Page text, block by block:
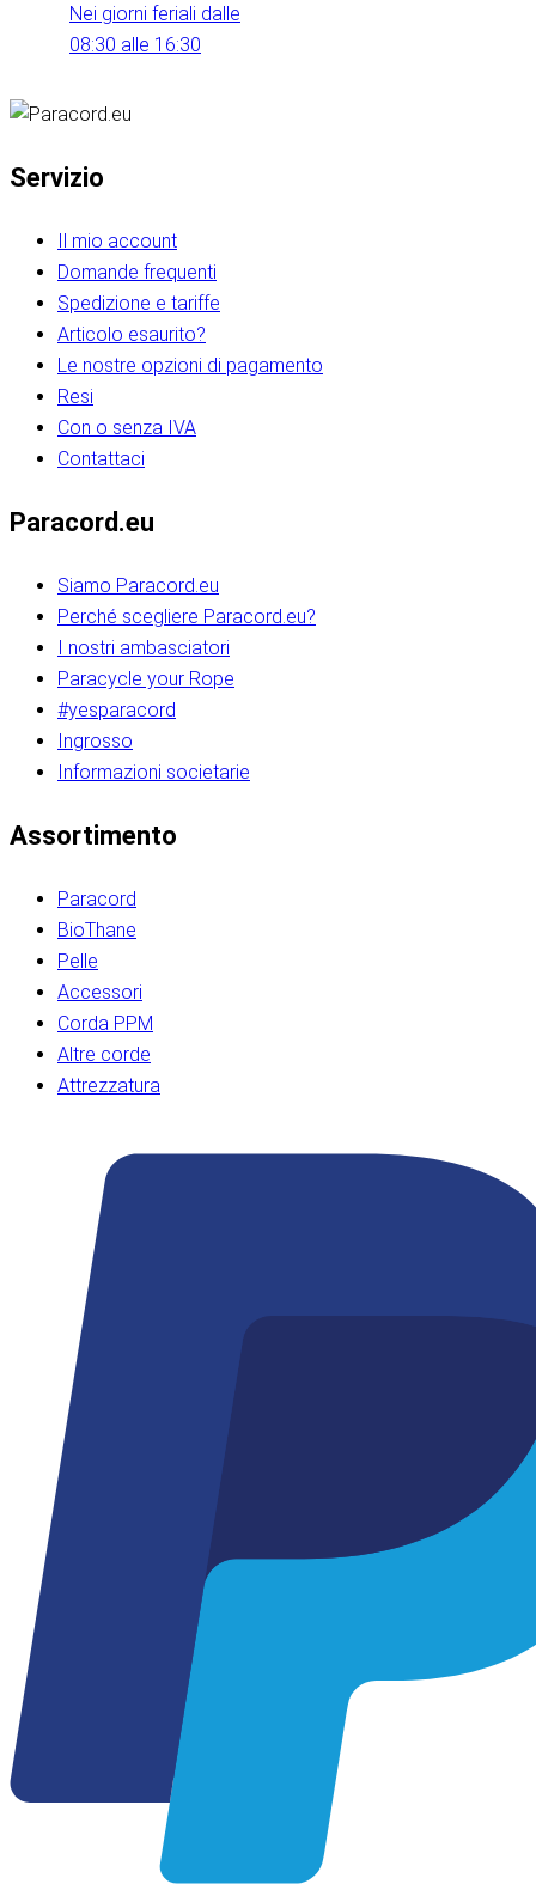
Nei giorni feriali dalle
08:30 alle 16:30
Servizio
Il mio account
Domande frequenti
Spedizione e tariffe
Articolo esaurito?
Le nostre opzioni di pagamento
Resi
Con o senza IVA
Contattaci
Paracord.eu
Siamo Paracord.eu
Perché scegliere Paracord.eu?
I nostri ambasciatori
Paracycle your Rope
#yesparacord
Ingrosso
Informazioni societarie​​​​‌ ‍ ​‍​‍‌‍ ‌ ​‍‌‍‍‌‌‍‌ ‌‍‍‌‌‍ ‍​‍​‍​ ‍‍​‍​‍‌ ​ ‌‍​‌‌‍ ‍‌‍‍‌‌ ‌​‌ ‍‌​‍ ‍‌‍‍‌‌‍ ​‍​‍​‍ ​​‍​‍‌‍‍​‌ ​‍‌‍‌‌‌‍‌‍​‍​‍​ ‍‍​‍​‍‌‍‍​‌ ‌​‌ ‌​‌ ​​‌ ​ ​ ‍‍​‍ ​‍ ‌ ​​‌‍​‌‌ ​‍‌‍​‌‌‍​ ‌‍ ‌ ​‍‌‍‌​​‍ ‍‌ ​ ‌‍​‌‌‍ ‍‌‍‍‌‌ ‌​‌ ‍‌​‍ ‍‌ ​ ‌ ‌​‌ ‌‌‌‍‌​‌‍‍‌‌‍ ​‍ ‌‍‍‌‌‍ ‍‌ ‌​‌‍‌‌‌‍ ‍‌ ‌​​‍ ‌‍‌‌‌‍‌​‌‍‍‌‌ ‌​​‍ ‌‍ ‌‌‍ ‌‍‌​‌‍‌‌​ ‌‌ ​​‌ ​‍‌‍‌‌‌ ​ ‌‍‌‌‌‍ ‍‌ ‌​‌‍​‌‌ ‌​‌‍‍‌‌‍ ‌‍ ‍​ ‍ ‌‍‍‌‌‍‌​​ ‌‌‍‌‍‌‍ ‌‍ ‌ ‌​‌‍‌‌‌ ​‍​‍ ‌‌‍​‍‌ ​‍‌‍​‌‌‍ ‍‌‍‌​​‍ ‌‌‍‍‌‌‍ ‌‌ ​​‌ ​‍‌‍‍‌‌‍ ‍‌ ‌​​ ‍ ‌ ‌​‌ ‍‌‌ ​​‌‍‌‌​ ‌‌ ‌​‌ ​‍‌‍​‌‌‍ ‍‌ ​ ‌‍ ​‌‍​‌‌ ‌​‌‍‌‌‌‍‌​​‍ ‌‌‍ ‌‌‍‌‌‌ ​ ‌ ​ ‌‍​‌‌‍‌ ‌‍‌‌​ ‍ ‌ ​​‌‍​‌‌ ‌​‌‍‍​​ ‌‌ ‌‍‌‍​‌‌‍ ​‌ ‌‌‌‍‌‌​‍ ‍‌‍‍‌‌ ‌​‌‌ ‌​‍‌‌‌‌​​ ‌‍​‍‌‍​‌‌ ​ ‌‍‌‌‌‌‌‌‌ ​‍‌‍ ​​ ‌‌‍‍​‌ ‌​‌ ‌​‌ ​​‌ ​ ​‍‌‌​ ​ ‌​​‌​‍‌‌​ ​‍‌​‌‍​‍‌‌​ ​‍‌​‌‍‌ ​​‌‍​‌‌ ​‍‌‍​‌‌‍​ ‌‍ ‌ ​‍‌‍‌​​‍ ‍‌ ​ ‌‍​‌‌‍ ‍‌‍‍‌‌ ‌​‌ ‍‌​‍ ‍‌ ​ ‌ ‌​‌ ‌‌‌‍‌​‌‍‍‌‌‍ ​‍‌‍‌‍‍‌‌‍‌​​ ‌‌‍‌‍‌‍ ‌‍ ‌ ‌​‌‍‌‌‌ ​‍​‍ ‌‌‍​‍‌ ​‍‌‍​‌‌‍ ‍‌‍‌​​‍ ‌‌‍‍‌‌‍ ‌‌ ​​‌ ​‍‌‍‍‌‌‍ ‍‌ ‌​​‍‌‍‌ ‌​‌ ‍‌‌ ​​‌‍‌‌​ ‌‌ ‌​‌ ​‍‌‍​‌‌‍ ‍‌ ​ ‌‍ ​‌‍​‌‌ ‌​‌‍‌‌‌‍‌​​‍ ‌‌‍ ‌‌‍‌‌‌ ​ ‌ ​ ‌‍​‌‌‍‌ ‌‍‌‌​‍‌‍‌ ​​‌‍​‌‌ ‌​‌‍‍​​ ‌‌ ‌‍‌‍​‌‌‍ ​‌ ‌‌‌‍‌‌​‍ ‍‌‍‍‌‌ ‌​‌‌ ‌​‍‌‌‌‌​​‍‌‍‌ ​​‌‍‌‌‌ ​‍‌ ​ ‌ ​​‌‍‌‌‌‍​ ‌ ‌​‌‍‍‌‌ ‌‍‌‍‌‌​ ‌‌ ​​‌ ‌‌‌‍​‍‌‍ ​‌‍‍‌‌ ​ ‌‍‍​‌‍‌‌‌‍‌​​‍​‍‌ ‌​​​​‌ ‍ ​‍​‍‌‍ ‌ ​‍‌‍‍‌‌‍‌ ‌‍‍‌‌‍ ‍​‍​‍​ ‍‍​‍​‍‌ ​ ‌‍​‌‌‍ ‍‌‍‍‌‌ ‌​‌ ‍‌​‍ ‍‌‍‍‌‌‍ ​‍​‍​‍ ​​‍​‍‌‍‍​‌ ​‍‌‍‌‌‌‍‌‍​‍​‍​ ‍‍​‍​‍‌‍‍​‌ ‌​‌ ‌​‌ ​​‌ ​ ​ ‍‍​‍ ​‍ ‌ ​​‌‍​‌‌ ​‍‌‍​‌‌‍​ ‌‍ ‌ ​‍‌‍‌​​‍ ‍‌ ​ ‌‍​‌‌‍ ‍‌‍‍‌‌ ‌​‌ ‍‌​‍ ‍‌ ​ ‌ ‌​‌ ‌‌‌‍‌​‌‍‍‌‌‍ ​‍ ‌‍‍‌‌‍ ‍‌ ‌​‌‍‌‌‌‍ ‍‌ ‌​​‍ ‌‍‌‌‌‍‌​‌‍‍‌‌ ‌​​‍ ‌‍ ‌‌‍ ‌‍‌​‌‍‌‌​ ‌‌ ​​‌ ​‍‌‍‌‌‌ ​ ‌‍‌‌‌‍ ‍‌ ‌​‌‍​‌‌ ‌​‌‍‍‌‌‍ ‌‍ ‍​ ‍ ‌‍‍‌‌‍‌​​ ‌‌‍‌‍‌‍ ‌‍ ‌ ‌​‌‍‌‌‌ ​‍​‍ ‌‌‍​‍‌ ​‍‌‍​‌‌‍ ‍‌‍‌​​‍ ‌‌‍‍‌‌‍ ‌‌ ​​‌ ​‍‌‍‍‌‌‍ ‍‌ ‌​​ ‍ ‌ ‌​‌ ‍‌‌ ​​‌‍‌‌​ ‌‌ ‌​‌ ​‍‌‍​‌‌‍ ‍‌ ​ ‌‍ ​‌‍​‌‌ ‌​‌‍‌‌‌‍‌​​‍ ‌‌‍ ‌‌‍‌‌‌ ​ ‌ ​ ‌‍​‌‌‍‌ ‌‍‌‌​ ‍ ‌ ​​‌‍​‌‌ ‌​‌‍‍​​ ‌‌ ‌‍‌‍​‌‌‍ ​‌ ‌‌‌‍‌‌​‍ ‍‌‍‍‌‌ ‌​‌‌ ‌​‍‌‌‌‌​​ ‌‍​‍‌‍​‌‌ ​ ‌‍‌‌‌‌‌‌‌ ​‍‌‍ ​​ ‌‌‍‍​‌ ‌​‌ ‌​‌ ​​‌ ​ ​‍‌‌​ ​ ‌​​‌​‍‌‌​ ​‍‌​‌‍​‍‌‌​ ​‍‌​‌‍‌ ​​‌‍​‌‌ ​‍‌‍​‌‌‍​ ‌‍ ‌ ​‍‌‍‌​​‍ ‍‌ ​ ‌‍​‌‌‍ ‍‌‍‍‌‌ ‌​‌ ‍‌​‍ ‍‌ ​ ‌ ‌​‌ ‌‌‌‍‌​‌‍‍‌‌‍ ​‍‌‍‌‍‍‌‌‍‌​​ ‌‌‍‌‍‌‍ ‌‍ ‌ ‌​‌‍‌‌‌ ​‍​‍ ‌‌‍​‍‌ ​‍‌‍​‌‌‍ ‍‌‍‌​​‍ ‌‌‍‍‌‌‍ ‌‌ ​​‌ ​‍‌‍‍‌‌‍ ‍‌ ‌​​‍‌‍‌ ‌​‌ ‍‌‌ ​​‌‍‌‌​ ‌‌ ‌​‌ ​‍‌‍​‌‌‍ ‍‌ ​ ‌‍ ​‌‍​‌‌ ‌​‌‍‌‌‌‍‌​​‍ ‌‌‍ ‌‌‍‌‌‌ ​ ‌ ​ ‌‍​‌‌‍‌ ‌‍‌‌​‍‌‍‌ ​​‌‍​‌‌ ‌​‌‍‍​​ ‌‌ ‌‍‌‍​‌‌‍ ​‌ ‌‌‌‍‌‌​‍ ‍‌‍‍‌‌ ‌​‌‌ ‌​‍‌‌‌‌​​‍‌‍‌ ​​‌‍‌‌‌ ​‍‌ ​ ‌ ​​‌‍‌‌‌‍​ ‌ ‌​‌‍‍‌‌ ‌‍‌‍‌‌​ ‌‌ ​​‌ ‌‌‌‍​‍‌‍ ​‌‍‍‌‌ ​ ‌‍‍​‌‍‌‌‌‍‌​​‍​‍‌ ‌
Assortimento
Paracord
BioThane
Pelle
Accessori
Corda PPM
Altre corde
Attrezzatura